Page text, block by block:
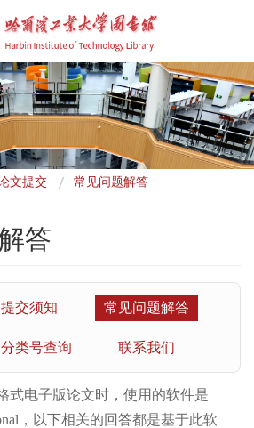
文提交 常见问题解答
答
提交须知 常见问题解答
分类号查询 联系我们
式电子版论文时，使用的软件是
，以下相关的回答都是基于此软